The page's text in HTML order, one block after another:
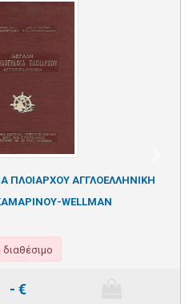
ΠΛΟΙΑΡΧΟΥ ΑΓΓΛΟΕΛΛΗΝΙΚΗ
WELLMAN
- €